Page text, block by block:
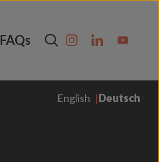
FAQs
English Deutsch